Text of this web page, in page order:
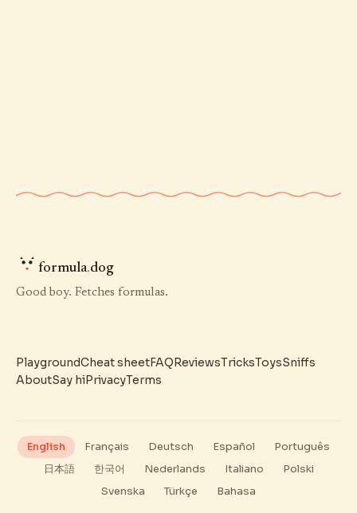
formula.dog
Good boy. Fetches formulas.
PlaygroundCheat sheetFAQ ReviewsTricksToysSniffs
AboutSay hiPrivacyTerms
English Français Deutsch Español
Português
日本語
한국어 Nederlands Italiano
Polski
Svenska
Türkçe Bahasa